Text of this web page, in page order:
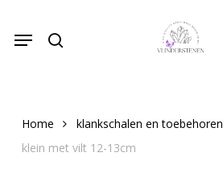
main
Menu
Home klankschalen en toebehoren
klein met vilt 12-13cm